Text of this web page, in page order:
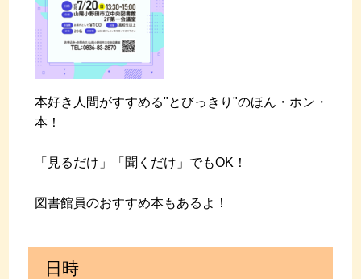
本好き人間がすすめる"とびっきり"のほん・ホン・
本！
「見るだけ」「聞くだけ」でもOK！
図書館員のおすすめ本もあるよ！
日時